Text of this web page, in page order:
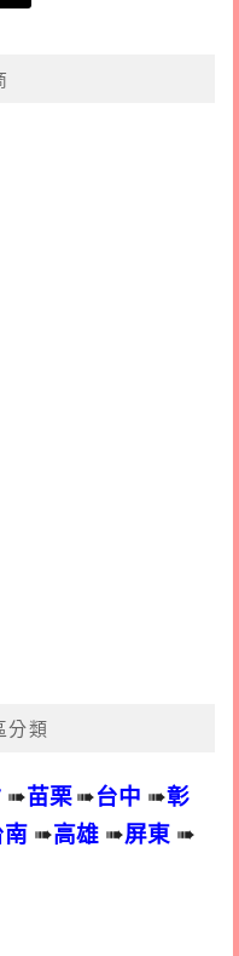
分類
➠苗栗➠台中 ➠彰
南 ➠高雄 ➠屏東 ➠